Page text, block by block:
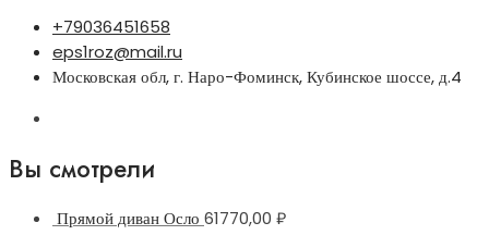
+79036451658
eps1roz@mail.ru
Московская обл, г. Наро-Фоминск, Кубинское шоссе, д.4
Вы смотрели
Прямой диван Осло 61770,00 ₽